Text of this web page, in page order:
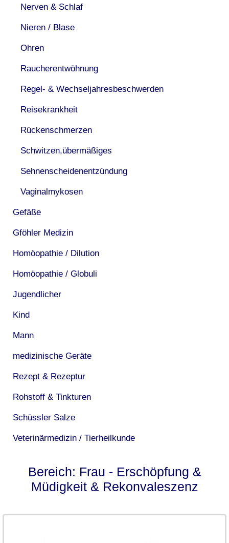
Nerven & Schlaf
Nieren / Blase
Ohren
Raucherentwöhnung
Regel- & Wechseljahresbeschwerden
Reisekrankheit
Rückenschmerzen
Schwitzen,übermäßiges
Sehnenscheidenentzündung
Vaginalmykosen
Gefäße
Gföhler Medizin
Homöopathie / Dilution
Homöopathie / Globuli
Jugendlicher
Kind
Mann
medizinische Geräte
Rezept & Rezeptur
Rohstoff & Tinkturen
Schüssler Salze
Veterinärmedizin / Tierheilkunde
Bereich: Frau - Erschöpfung &
Müdigkeit & Rekonvaleszenz